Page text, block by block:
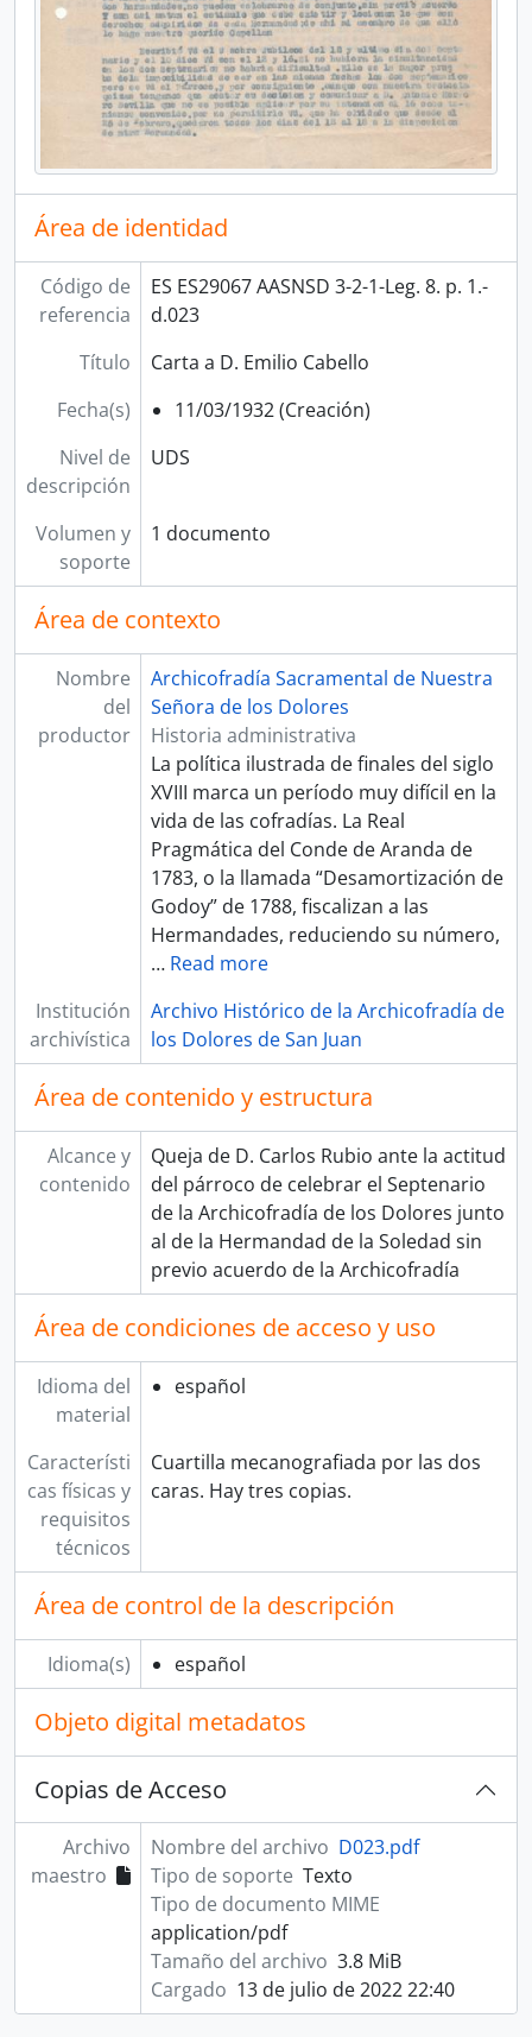
Área de identidad
Código de
referencia
ES ES29067 AASNSD 3-2-1-Leg. 8. p. 1.-
d.023
Título
Carta a D. Emilio Cabello
Fecha(s)
11/03/1932 (Creación)
Nivel de
descripción
UDS
Volumen y
soporte
1 documento
Área de contexto
Nombre
del
productor
Archicofradía Sacramental de Nuestra
Señora de los Dolores
Historia administrativa
La política ilustrada de finales del siglo
XVIII marca un período muy difícil en la
vida de las cofradías. La Real
Pragmática del Conde de Aranda de
1783, o la llamada “Desamortización de
Godoy” de 1788, fiscalizan a las
Hermandades, reduciendo su número,
… Read more
Institución
archivística
Archivo Histórico de la Archicofradía de
los Dolores de San Juan
Área de contenido y estructura
Alcance y
contenido
Queja de D. Carlos Rubio ante la actitud
del párroco de celebrar el Septenario
de la Archicofradía de los Dolores junto
al de la Hermandad de la Soledad sin
previo acuerdo de la Archicofradía
Área de condiciones de acceso y uso
Idioma del
material
español
Característi
cas físicas y
requisitos
técnicos
Cuartilla mecanografiada por las dos
caras. Hay tres copias.
Área de control de la descripción
Idioma(s) español
Objeto digital metadatos
Copias de Acceso
Archivo
maestro
Nombre del archivo D023.pdf
Tipo de soporte Texto
Tipo de documento MIME
application/pdf
Tamaño del archivo 3.8 MiB
Cargado 13 de julio de 2022 22:40